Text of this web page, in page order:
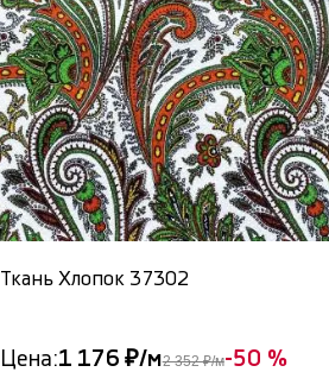
Ткань Хлопок 37302
Цена:1 176 ₽/м2 352 ₽/м-50 %